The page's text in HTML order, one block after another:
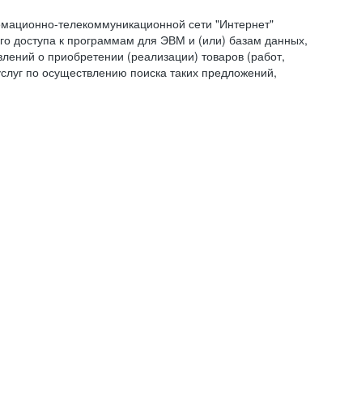
телекоммуникационной сети "Интернет"
доступа к программам для ЭВМ и (или) базам данных,
о приобретении (реализации) товаров (работ,
по осуществлению поиска таких предложений,